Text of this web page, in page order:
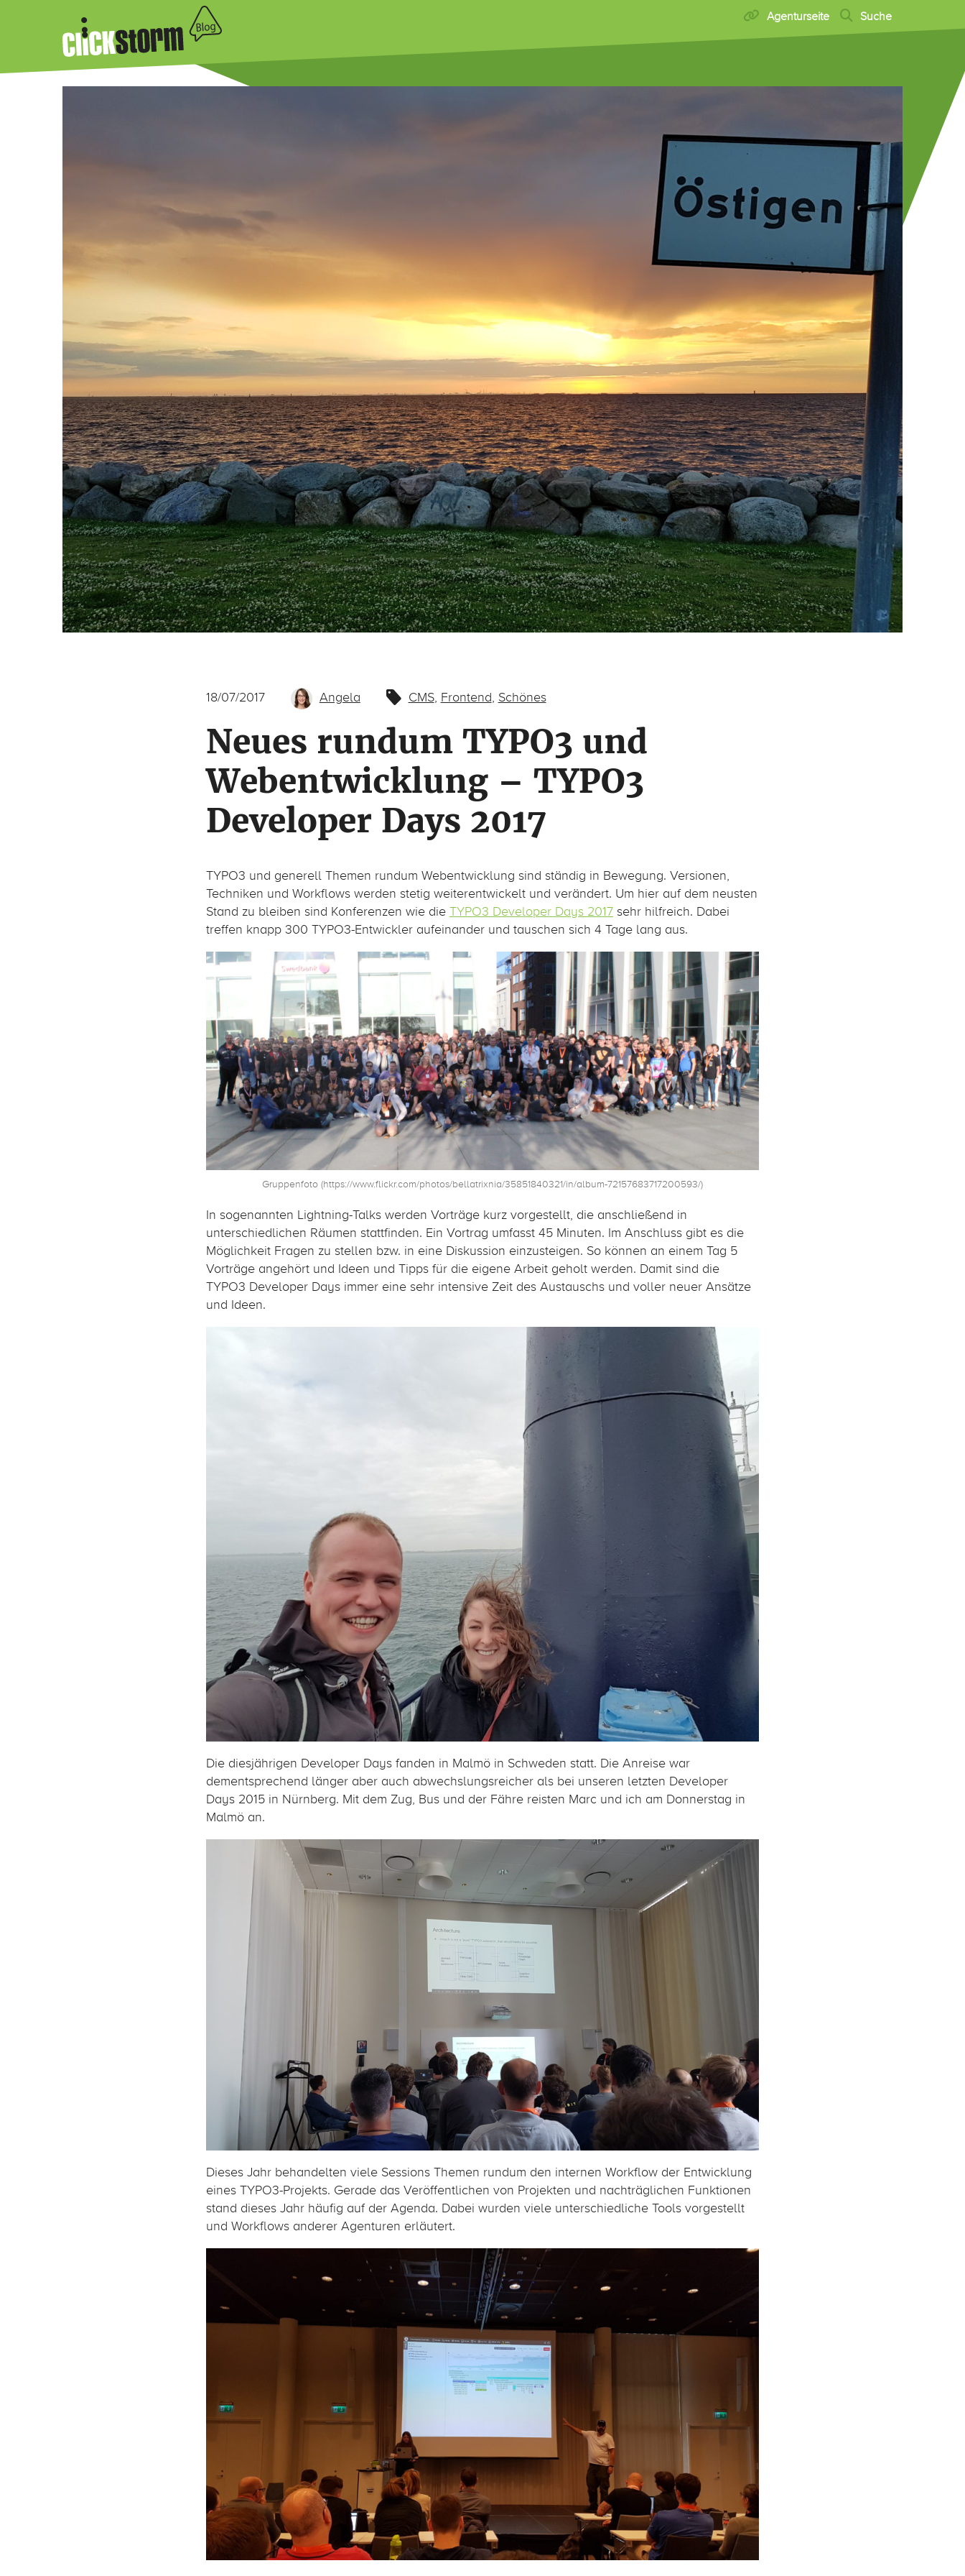
Agenturseite Suche
18/07/2017 Angela CMS, Frontend, Schönes
Neues rundum TYPO3 und
Webentwicklung – TYPO3
Developer Days 2017
TYPO3 und generell Themen rundum Webentwicklung sind ständig in Bewegung. Versionen,
Techniken und Workflows werden stetig weiterentwickelt und verändert. Um hier auf dem neusten
Stand zu bleiben sind Konferenzen wie die TYPO3 Developer Days 2017 sehr hilfreich. Dabei
treffen knapp 300 TYPO3-Entwickler aufeinander und tauschen sich 4 Tage lang aus.
Gruppenfoto (https://www.flickr.com/photos/bellatrixnia/35851840321/in/album-72157683717200593/)
In sogenannten Lightning-Talks werden Vorträge kurz vorgestellt, die anschließend in
unterschiedlichen Räumen stattfinden. Ein Vortrag umfasst 45 Minuten. Im Anschluss gibt es die
Möglichkeit Fragen zu stellen bzw. in eine Diskussion einzusteigen. So können an einem Tag 5
Vorträge angehört und Ideen und Tipps für die eigene Arbeit geholt werden. Damit sind die
TYPO3 Developer Days immer eine sehr intensive Zeit des Austauschs und voller neuer Ansätze
und Ideen.
Die diesjährigen Developer Days fanden in Malmö in Schweden statt. Die Anreise war
dementsprechend länger aber auch abwechslungsreicher als bei unseren letzten Developer
Days 2015 in Nürnberg. Mit dem Zug, Bus und der Fähre reisten Marc und ich am Donnerstag in
Malmö an.
Dieses Jahr behandelten viele Sessions Themen rundum den internen Workflow der Entwicklung
eines TYPO3-Projekts. Gerade das Veröffentlichen von Projekten und nachträglichen Funktionen
stand dieses Jahr häufig auf der Agenda. Dabei wurden viele unterschiedliche Tools vorgestellt
und Workflows anderer Agenturen erläutert.